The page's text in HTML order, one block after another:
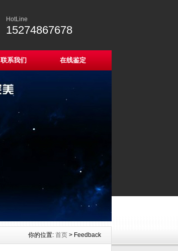
HotLine
15274867678
联系我们 在线鉴定
你的位置: 首页 > Feedback